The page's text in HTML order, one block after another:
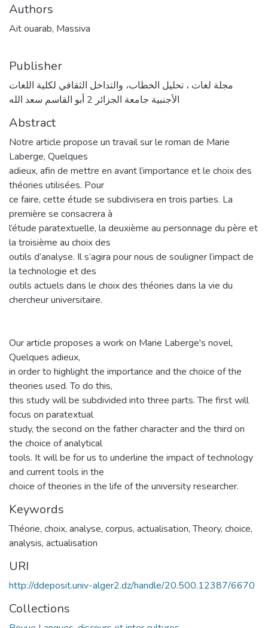
Authors
Ait ouarab, Massiva
Publisher
مجلة لغات ، تحليل الخطاب، والتداخل الثقافي لكلية اللغات
الأجنبية جامعة الجزائر 2 أبو القاسم سعد الله
Abstract
Notre article propose un travail sur le roman de Marie
Laberge, Quelques
adieux, afin de mettre en avant l’importance et le choix des
théories utilisées. Pour
ce faire, cette étude se subdivisera en trois parties. La
première se consacrera à
l’étude paratextuelle, la deuxième au personnage du père et
la troisième au choix des
outils d’analyse. Il s’agira pour nous de souligner l’impact de
la technologie et des
outils actuels dans le choix des théories dans la vie du
chercheur universitaire.
Our article proposes a work on Marie Laberge's novel,
Quelques adieux,
in order to highlight the importance and the choice of the
theories used. To do this,
this study will be subdivided into three parts. The first will
focus on paratextual
study, the second on the father character and the third on
the choice of analytical
tools. It will be for us to underline the impact of technology
and current tools in the
choice of theories in the life of the university researcher.
Keywords
Théorie, choix, analyse, corpus, actualisation,Theory, choice,
analysis, actualisation
URI
http://ddeposit.univ-alger2.dz/handle/20.500.12387/6670
Collections